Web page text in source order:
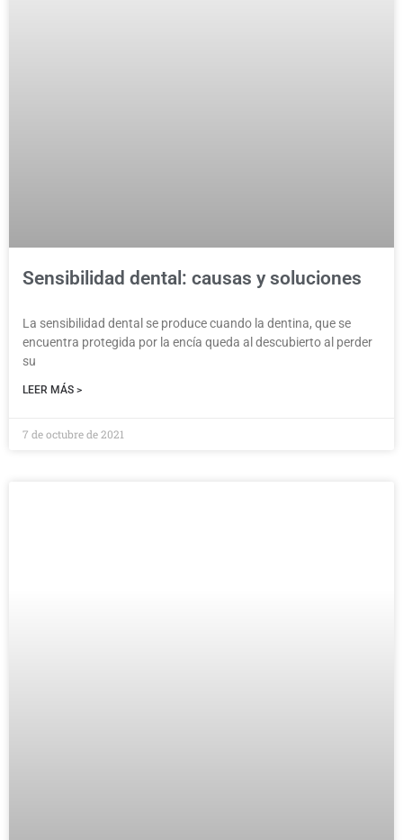
Sensibilidad dental: causas y soluciones
La sensibilidad dental se produce cuando la dentina, que se
encuentra protegida por la encía queda al descubierto al perder
su
LEER MÁS >
7 de octubre de 2021